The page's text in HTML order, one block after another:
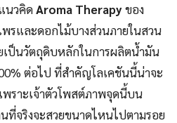
นวคิดAroma Therapyของ
รและดอกไม้บางส่วนภายในสวน
ป็นวัตถุดิบหลักในการผลิตน้ำมัน
ต่อไป ที่สำคัญโลเคชันนี้น่าจะ
ราะเจ้าตัวโพสต์ภาพจุดนี้บน
ที่จริงจะสวยขนาดไหนไปตามรอย